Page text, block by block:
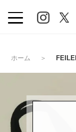
ホーム ＞